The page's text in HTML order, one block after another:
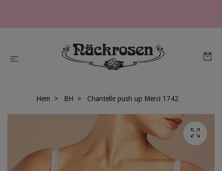
Hem BH Chantelle push up Merci 1742